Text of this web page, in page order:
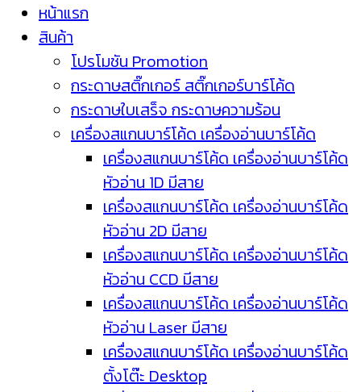
หน้าแรก
สินค้า
โปรโมชัน Promotion
กระดาษสติ๊กเกอร์ สติ๊กเกอร์บาร์โค้ด
กระดาษใบเสร็จ กระดาษความร้อน
เครื่องสแกนบาร์โค้ด เครื่องอ่านบาร์โค้ด
เครื่องสแกนบาร์โค้ด เครื่องอ่านบาร์โค้ด
หัวอ่าน 1D มีสาย
เครื่องสแกนบาร์โค้ด เครื่องอ่านบาร์โค้ด
หัวอ่าน 2D มีสาย
เครื่องสแกนบาร์โค้ด เครื่องอ่านบาร์โค้ด
หัวอ่าน CCD มีสาย
เครื่องสแกนบาร์โค้ด เครื่องอ่านบาร์โค้ด
หัวอ่าน Laser มีสาย
เครื่องสแกนบาร์โค้ด เครื่องอ่านบาร์โค้ด
ตั้งโต๊ะ Desktop